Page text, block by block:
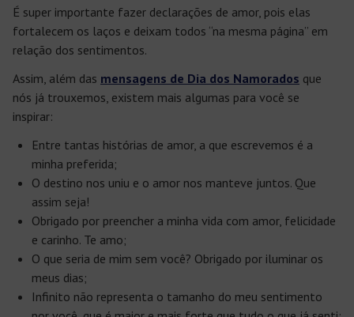
É super importante fazer declarações de amor, pois elas
fortalecem os laços e deixam todos “na mesma página” em
relação dos sentimentos.
Assim, além das mensagens de Dia dos Namorados que
nós já trouxemos, existem mais algumas para você se
inspirar:
Entre tantas histórias de amor, a que escrevemos é a
minha preferida;
O destino nos uniu e o amor nos manteve juntos. Que
assim seja!
Obrigado por preencher a minha vida com amor, felicidade
e carinho. Te amo;
O que seria de mim sem você? Obrigado por iluminar os
meus dias;
Infinito não representa o tamanho do meu sentimento